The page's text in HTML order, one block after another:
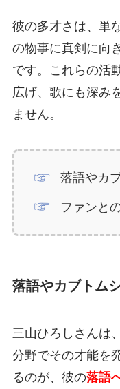
彼の多才さは、単
の物事に真剣に向
です。これらの活
広げ、歌にも深み
ません。
落語やカ
ファンと
落語やカブトム
三山ひろしさんは
分野でその才能を
るのが、彼の落語